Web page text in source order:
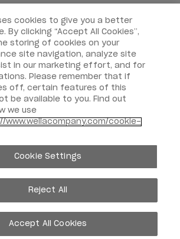
clienti
cookies to give you a better
By clicking “Accept All Cookies”,
storing of cookies on your
site navigation, analyze site
in our marketing effort, and for
Please remember that if
off, certain features of this
be available to you. Find out
we use
www.wellacompany.com/cookie-
Cookie Settings
Reject All
Accept All Cookies